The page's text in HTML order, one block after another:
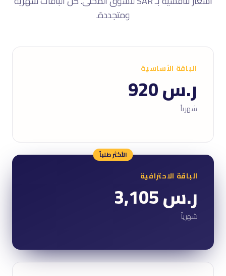
ومتجددة.
الباقة الأساسية
ر.س 920
شهرياً
الأكثر طلباً
الباقة الاحترافية
ر.س 3,105
شهرياً